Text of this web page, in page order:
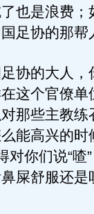
也是浪费；
足协的那帮
的大人，
这个官僚单
那些主教练
能高兴的时
你们说“喳
屎舒服还是